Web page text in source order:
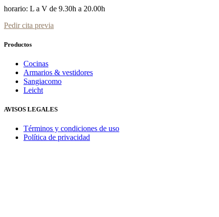
horario: L a V de 9.30h a 20.00h
Pedir cita previa
Productos
Cocinas
Armarios & vestidores
Sangiacomo
Leicht
AVISOS LEGALES
Términos y condiciones de uso
Política de privacidad